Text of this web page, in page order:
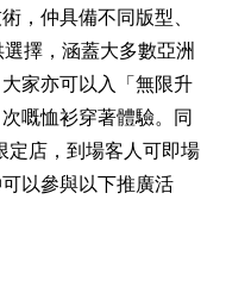
，仲具備不同版型、
擇，涵蓋大多數亞洲
家亦可以入「無限升
嘅恤衫穿著體驗。同
店，到場客人可即場
以參與以下推廣活